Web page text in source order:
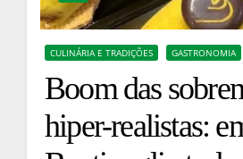
CULINÁRIA E TRADIÇÕES GASTRONOMIA
Boom das
hiper-realistas: